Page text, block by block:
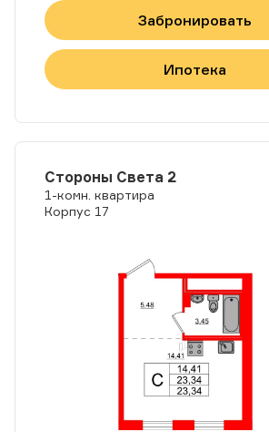
Забронировать
Ипотека
Стороны Света 2
1-комн. квартира
Корпус 17